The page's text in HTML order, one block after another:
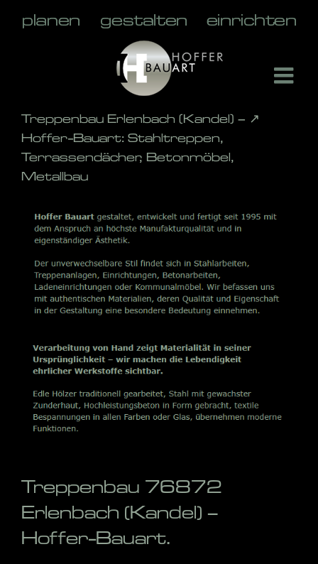
Treppenbau Erlenbach (Kandel) – ↗️
Hoffer-Bauart: Stahltreppen,
Terrassendächer, Betonmöbel,
Metallbau
Treppenbau 76872
Erlenbach (Kandel) –
Hoffer-Bauart.